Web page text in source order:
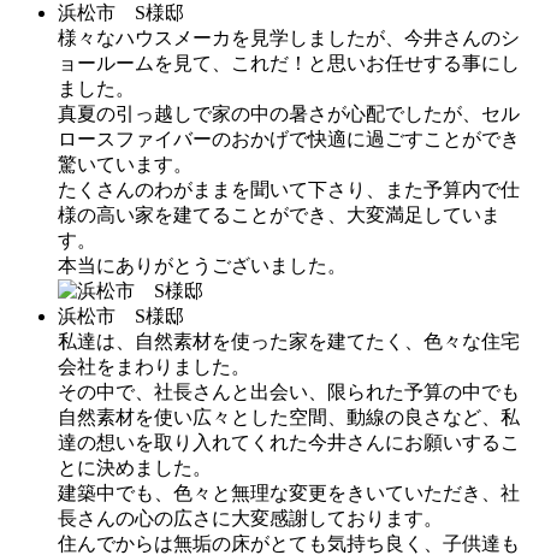
浜松市 S様邸
様々なハウスメーカを見学しましたが、今井さんのシ
ョールームを見て、これだ！と思いお任せする事にし
ました。
真夏の引っ越しで家の中の暑さが心配でしたが、セル
ロースファイバーのおかげで快適に過ごすことができ
驚いています。
たくさんのわがままを聞いて下さり、また予算内で仕
様の高い家を建てることができ、大変満足していま
す。
本当にありがとうございました。
浜松市 S様邸
私達は、自然素材を使った家を建てたく、色々な住宅
会社をまわりました。
その中で、社長さんと出会い、限られた予算の中でも
自然素材を使い広々とした空間、動線の良さなど、私
達の想いを取り入れてくれた今井さんにお願いするこ
とに決めました。
建築中でも、色々と無理な変更をきいていただき、社
長さんの心の広さに大変感謝しております。
住んでからは無垢の床がとても気持ち良く、子供達も